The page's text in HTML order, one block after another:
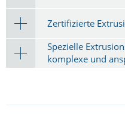
Zertifizierte
Spezielle
komplexe und